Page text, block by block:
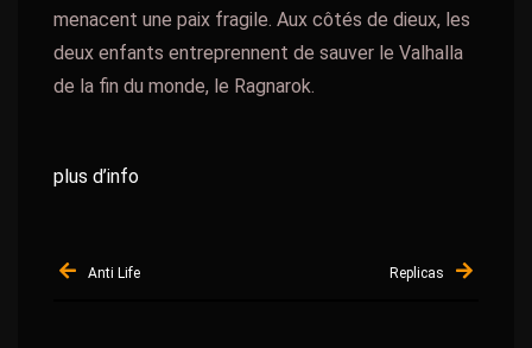
menacent une paix fragile. Aux côtés de dieux, les
deux enfants entreprennent de sauver le Valhalla
de la fin du monde, le Ragnarok.
plus d’info
deAnti Life Replicas